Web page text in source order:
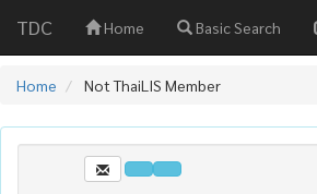
TDC Home Basic Search
Home Not ThaiLIS Member